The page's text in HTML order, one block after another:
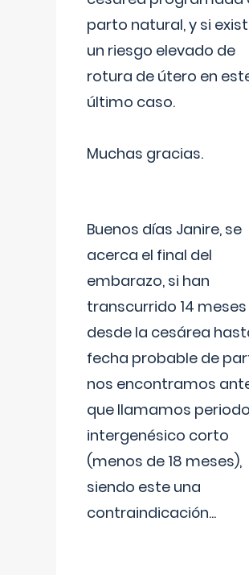
parto natural, y si
un riesgo elevado de
rotura de útero en
último caso.
Muchas gracias.
Buenos días Janire, se
acerca el final del
embarazo, si han
transcurrido 14 meses
desde la cesárea
fecha probable de
nos encontramos
que llamamos periodo
intergenésico corto
(menos de 18 meses),
siendo este una
contraindicación...